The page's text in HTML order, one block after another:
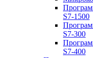
S7-1500
S7-300
S7-400